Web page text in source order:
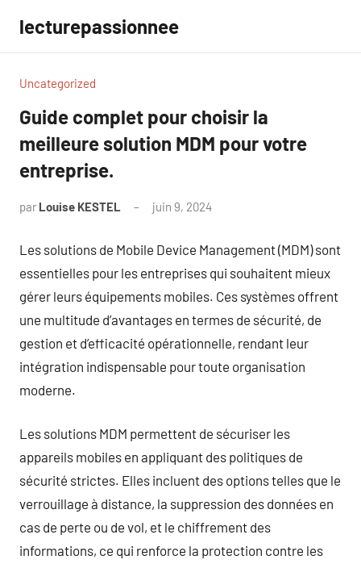
contenu
lecturepassionnee
Uncategorized
Guide complet pour choisir la
meilleure solution MDM pour votre
entreprise.
par Louise KESTEL juin 9, 2024
Les solutions de Mobile Device Management (MDM) sont
essentielles pour les entreprises qui souhaitent mieux
gérer leurs équipements mobiles. Ces systèmes offrent
une multitude d’avantages en termes de sécurité, de
gestion et d’efficacité opérationnelle, rendant leur
intégration indispensable pour toute organisation
moderne.
Les solutions MDM permettent de sécuriser les
appareils mobiles en appliquant des politiques de
sécurité strictes. Elles incluent des options telles que le
verrouillage à distance, la suppression des données en
cas de perte ou de vol, et le chiffrement des
informations, ce qui renforce la protection contre les